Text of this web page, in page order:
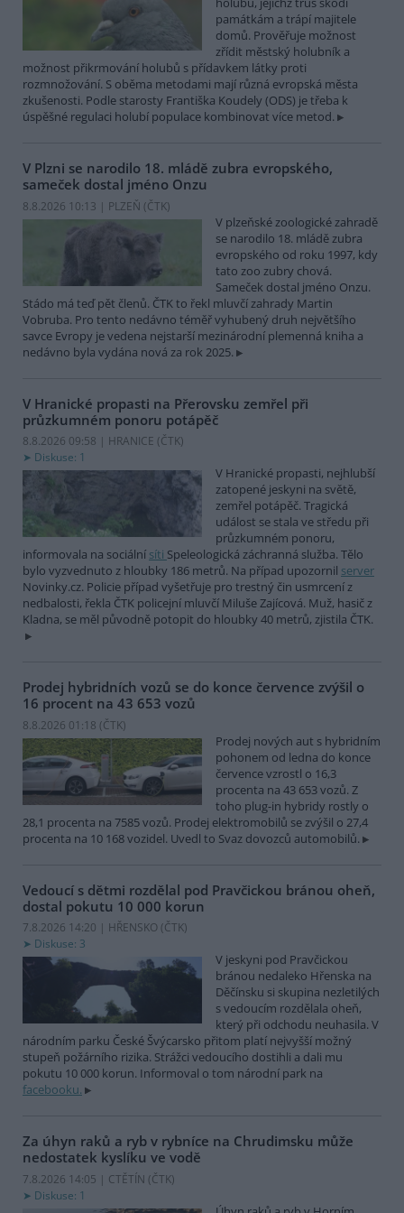
památkám a trápí majitele
domů. Prověřuje možnost
zřídit městský holubník a
možnost přikrmování holubů s přídavkem látky proti
rozmnožování. S oběma metodami mají různá evropská města
zkušenosti. Podle starosty Františka Koudely (ODS) je třeba k
úspěšné regulaci holubí populace kombinovat více metod.
V Plzni se narodilo 18. mládě zubra evropského,
sameček dostal jméno Onzu
8.8.2026 10:13 | PLZEŇ (ČTK)
V plzeňské zoologické zahradě
se narodilo 18. mládě zubra
evropského od roku 1997, kdy
tato zoo zubry chová.
Sameček dostal jméno Onzu.
Stádo má teď pět členů. ČTK to řekl mluvčí zahrady Martin
Vobruba. Pro tento nedávno téměř vyhubený druh největšího
savce Evropy je vedena nejstarší mezinárodní plemenná kniha a
nedávno byla vydána nová za rok 2025.
V Hranické propasti na Přerovsku zemřel při
průzkumném ponoru potápěč
8.8.2026 09:58 | HRANICE (ČTK)
Diskuse: 1
V Hranické propasti, nejhlubší
zatopené jeskyni na světě,
zemřel potápěč. Tragická
událost se stala ve středu při
průzkumném ponoru,
informovala na sociální síti Speleologická záchranná služba. Tělo
bylo vyzvednuto z hloubky 186 metrů. Na případ upozornil server
Novinky.cz. Policie případ vyšetřuje pro trestný čin usmrcení z
nedbalosti, řekla ČTK policejní mluvčí Miluše Zajícová. Muž, hasič z
Kladna, se měl původně potopit do hloubky 40 metrů, zjistila ČTK.
Prodej hybridních vozů se do konce července zvýšil o
16 procent na 43 653 vozů
8.8.2026 01:18 (ČTK)
Prodej nových aut s hybridním
pohonem od ledna do konce
července vzrostl o 16,3
procenta na 43 653 vozů. Z
toho plug-in hybridy rostly o
28,1 procenta na 7585 vozů. Prodej elektromobilů se zvýšil o 27,4
procenta na 10 168 vozidel. Uvedl to Svaz dovozců automobilů.
Vedoucí s dětmi rozdělal pod Pravčickou bránou oheň,
dostal pokutu 10 000 korun
7.8.2026 14:20 | HŘENSKO (ČTK)
Diskuse: 3
V jeskyni pod Pravčickou
bránou nedaleko Hřenska na
Děčínsku si skupina nezletilých
s vedoucím rozdělala oheň,
který při odchodu neuhasila. V
národním parku České Švýcarsko přitom platí nejvyšší možný
stupeň požárního rizika. Strážci vedoucího dostihli a dali mu
pokutu 10 000 korun. Informoval o tom národní park na
facebooku.
Za úhyn raků a ryb v rybníce na Chrudimsku může
nedostatek kyslíku ve vodě
7.8.2026 14:05 | CTĚTÍN (ČTK)
Diskuse: 1